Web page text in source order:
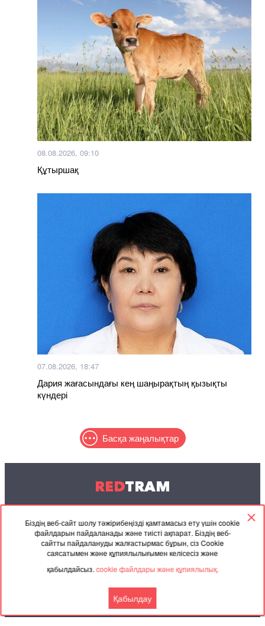
Біздің веб-сайт шолу тәжірибеңізді қамтамасыз ету үшін cookie
файлдарын пайдаланады және тиісті ақпарат. Біздің веб-
сайтты пайдалануды жалғастырмас бұрын, сіз Cookie
саясатымен және құпиялылығымен келісесіз және
қабылдайсыз.cookie файлдары және құпиялылық.
Қабылдау
08.08.2026, 09:10
Құтыршақ
07.08.2026, 18:47
Дария жағасындағы кең шаңырақтың қызықты
күндері
Басқа жаңалықтар
REDTRAM
© 2004-2026 Redtram, Ltd.
Ынтымақтастық
Серіктес
материалдар
Мұрағат
Келісімі
Байланысу